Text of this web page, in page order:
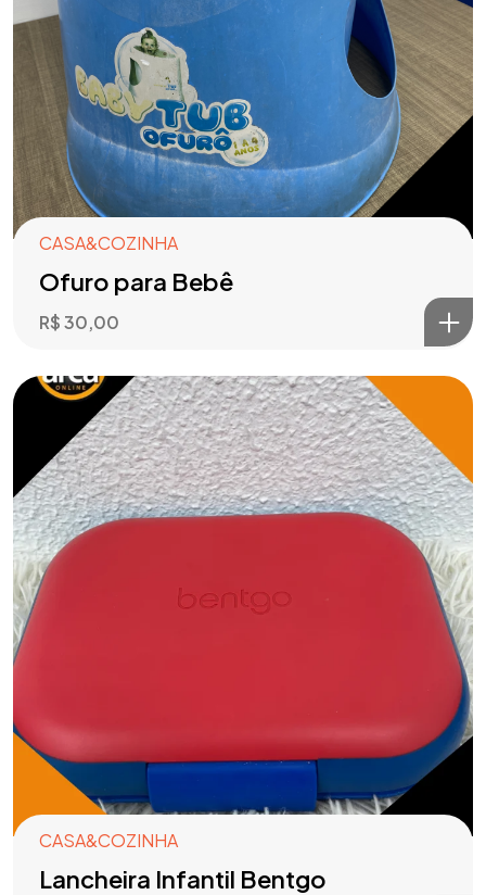
CASA&COZINHA
Ofuro para Bebê
R$30,00
CASA&COZINHA
Lancheira Infantil Bentgo